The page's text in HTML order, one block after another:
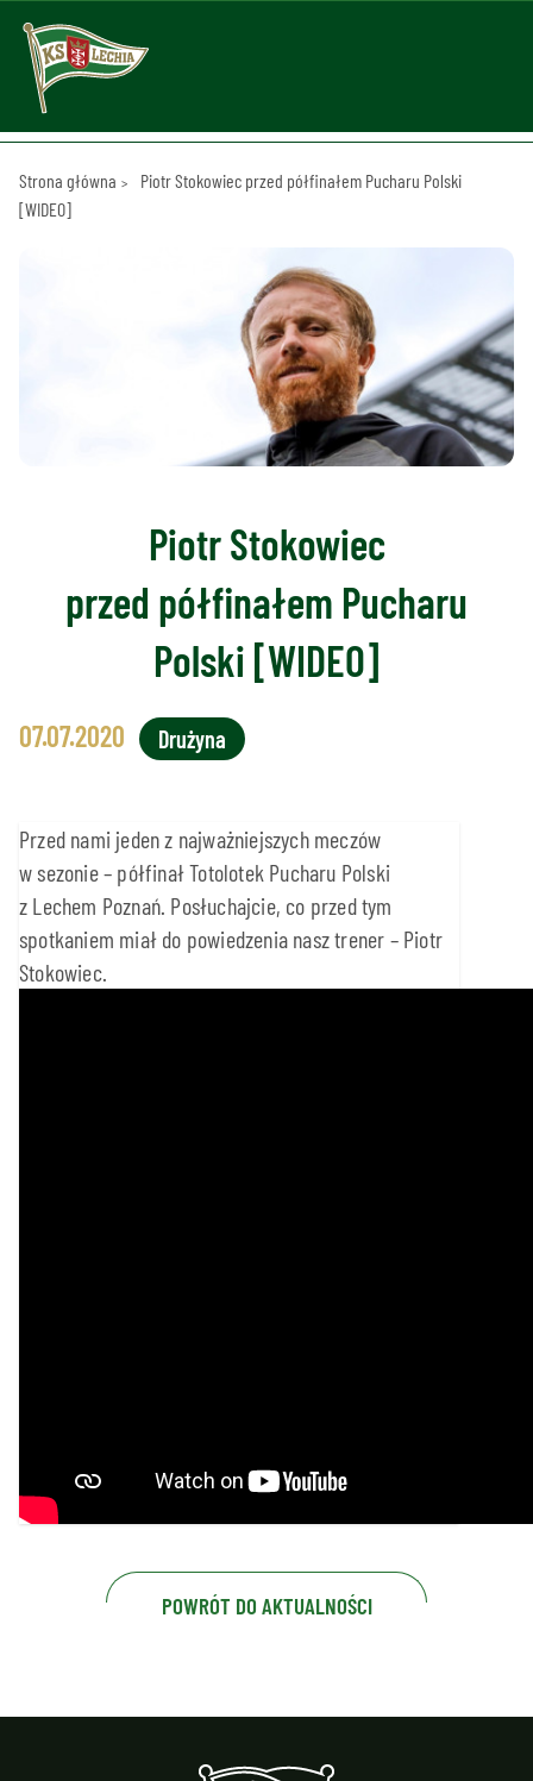
Strona główna
Piotr Stokowiec przed półfinałem Pucharu Polski
[WIDEO]
Piotr Stokowiec
przed półfinałem Pucharu
Polski [WIDEO]
07.07.2020 Drużyna
Przed nami jeden z najważniejszych meczów
w sezonie – półfinał Totolotek Pucharu Polski
z Lechem Poznań. Posłuchajcie, co przed tym
spotkaniem miał do powiedzenia nasz trener – Piotr
Stokowiec.
POWRÓT DO AKTUALNOŚCI